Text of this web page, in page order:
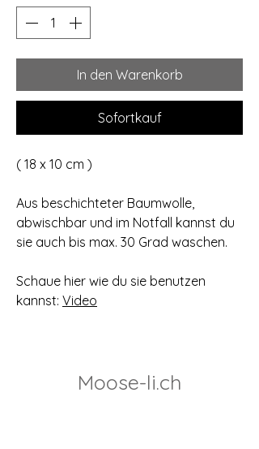
In den Warenkorb
Sofortkauf
( 18 x 10 cm )
Aus beschichteter Baumwolle,
abwischbar und im Notfall kannst du
sie auch bis max. 30 Grad waschen.
Schaue hier wie du sie benutzen
kannst: Video
Moose-li.ch